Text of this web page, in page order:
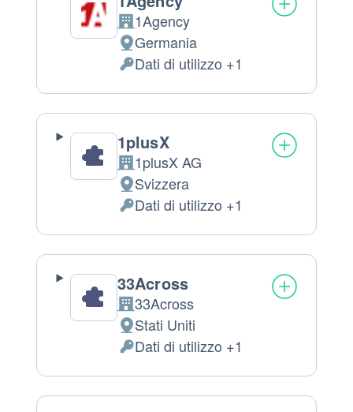
Azienda:
1Agency
Luogo
del
trattamento:
Germania
Dati
Personali
trattati:
Dati di utilizzo +1
1plusX
Azienda:
1plusX AG
Luogo
del
trattamento:
Svizzera
Dati
Personali
trattati:
Dati di utilizzo +1
33Across
Azienda:
33Across
Luogo
del
trattamento:
Stati Uniti
Dati
Personali
trattati:
Dati di utilizzo +1